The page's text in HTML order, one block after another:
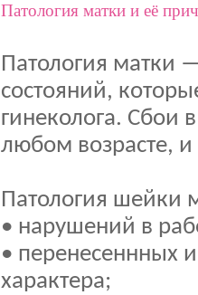
Патология матки и её
Патология матки
состояний,
гинеколога. Сбои
любом возрасте, и
Патология шейки
• нарушений в
• перенесеннных
характера;